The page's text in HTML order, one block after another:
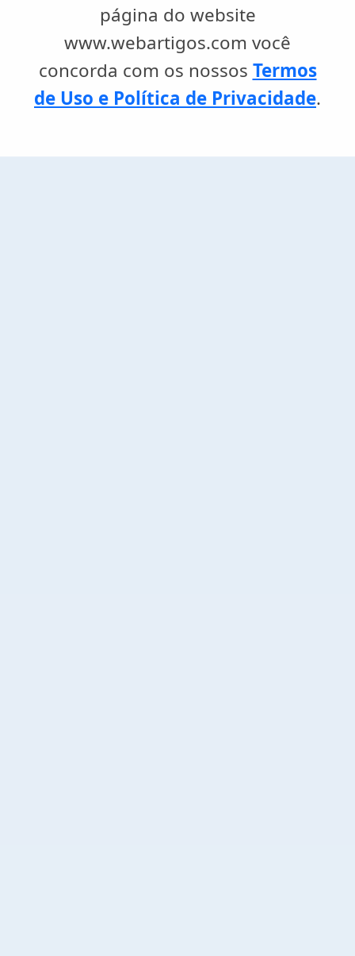
página do website
www.webartigos.com você
concorda com os nossos Termos
de Uso e Política de Privacidade.